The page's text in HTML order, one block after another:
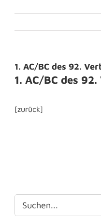
1. AC/BC des 92.
1. AC/BC des
[zurück]
Suche
nach: